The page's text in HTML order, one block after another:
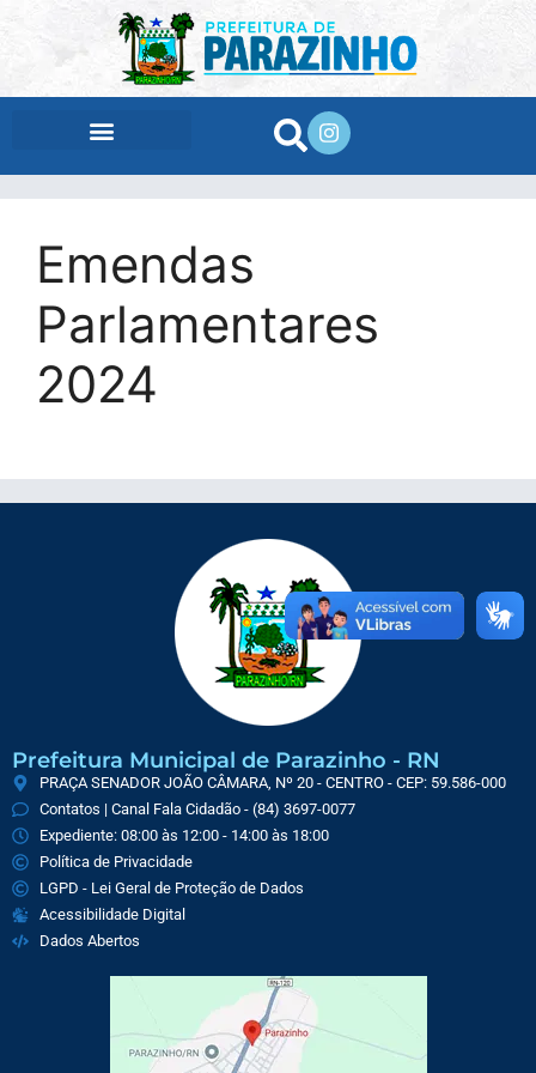
Emendas
Parlamentares
2024
Prefeitura Municipal de Parazinho - RN
PRAÇA SENADOR JOÃO CÂMARA, Nº 20 - CENTRO - CEP: 59.586-000
Contatos | Canal Fala Cidadão - (84) 3697-0077
Expediente: 08:00 às 12:00 - 14:00 às 18:00
Política de Privacidade
LGPD - Lei Geral de Proteção de Dados
Acessibilidade Digital
Dados Abertos